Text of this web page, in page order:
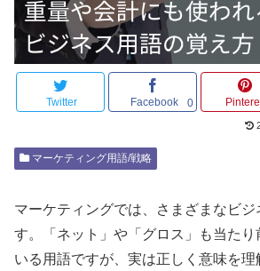
Twitter Facebook 0
マーケティング用語/戦略
マーケティングでは、さまざまなビジ
す。「ネット」や「グロス」も当たり
いる用語ですが、実は正しく意味を